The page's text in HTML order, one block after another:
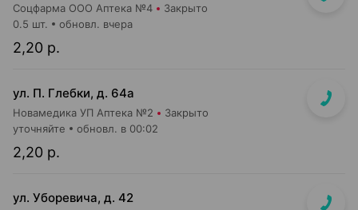
Соцфарма ООО Аптека №4 Закрыто
2,20 р.
0.5 шт. обновл. вчера
ул. П. Глебки, д. 64а
Новамедика УП Аптека №2 Закрыто
2,20 р.
уточняйте обновл. в 00:02
ул. Уборевича, д. 42